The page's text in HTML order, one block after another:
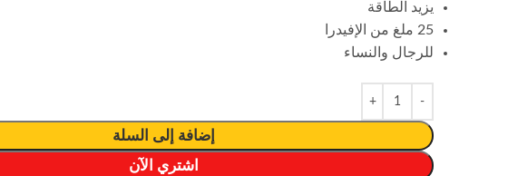
يزيد الطاقة
25 ملغ من الإفيدرا
للرجال والنساء
إضافة إلى السلة
اشتري الآن